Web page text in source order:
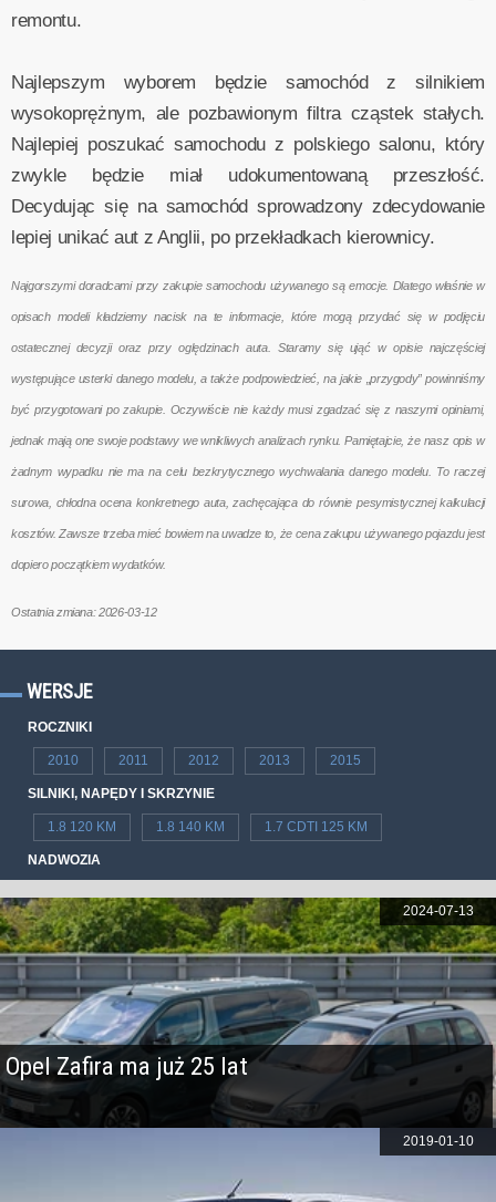
remontu.
Najlepszym wyborem będzie samochód z silnikiem
wysokoprężnym, ale pozbawionym filtra cząstek stałych.
Najlepiej poszukać samochodu z polskiego salonu, który
zwykle będzie miał udokumentowaną przeszłość.
Decydując się na samochód sprowadzony zdecydowanie
lepiej unikać aut z Anglii, po przekładkach kierownicy.
Najgorszymi doradcami przy zakupie samochodu używanego są emocje. Dlatego właśnie w
opisach modeli kładziemy nacisk na te informacje, które mogą przydać się w podjęciu
ostatecznej decyzji oraz przy oględzinach auta. Staramy się ująć w opisie najczęściej
występujące usterki danego modelu, a także podpowiedzieć, na jakie „przygody” powinniśmy
być przygotowani po zakupie. Oczywiście nie każdy musi zgadzać się z naszymi opiniami,
jednak mają one swoje podstawy we wnikliwych analizach rynku. Pamiętajcie, że nasz opis w
żadnym wypadku nie ma na celu bezkrytycznego wychwalania danego modelu. To raczej
surowa, chłodna ocena konkretnego auta, zachęcająca do równie pesymistycznej kalkulacji
kosztów. Zawsze trzeba mieć bowiem na uwadze to, że cena zakupu używanego pojazdu jest
dopiero początkiem wydatków.
Ostatnia zmiana: 2026-03-12
WERSJE
ROCZNIKI
2010 2011 2012 2013 2015
SILNIKI, NAPĘDY I SKRZYNIE
1.8 120 KM 1.8 140 KM 1.7 CDTI 125 KM
NADWOZIA
Opel Zafira ma już 25 lat
2024-07-13
2019-01-10